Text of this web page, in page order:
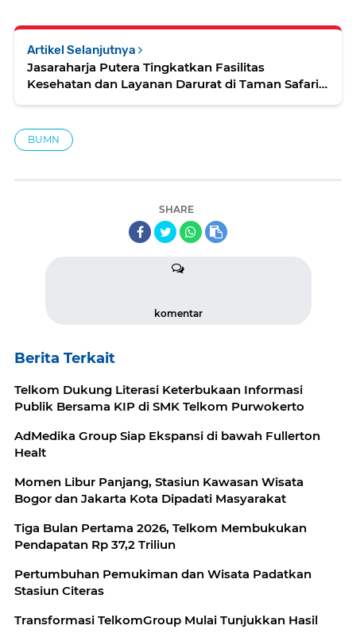
Artikel Selanjutnya
Jasaraharja Putera Tingkatkan Fasilitas
Kesehatan dan Layanan Darurat di Taman Safari
BUMN
SHARE
komentar
Berita Terkait
Telkom Dukung Literasi Keterbukaan Informasi
Publik Bersama KIP di SMK Telkom Purwokerto
AdMedika Group Siap Ekspansi di bawah Fullerton
Healt
Momen Libur Panjang, Stasiun Kawasan Wisata
Bogor dan Jakarta Kota Dipadati Masyarakat
Tiga Bulan Pertama 2026, Telkom Membukukan
Pendapatan Rp 37,2 Triliun
Pertumbuhan Pemukiman dan Wisata Padatkan
Stasiun Citeras
Transformasi TelkomGroup Mulai Tunjukkan Hasil